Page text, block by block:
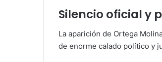
Silencio oficial y
La aparición de Ortega
de enorme calado político y